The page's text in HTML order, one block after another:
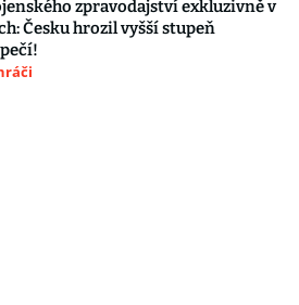
zpravodajství exkluzivně v
Česku hrozil vyšší stupeň